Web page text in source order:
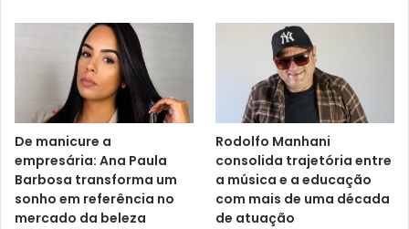
De manicure a
empresária: Ana Paula
Barbosa transforma um
sonho em referência no
mercado da beleza
Rodolfo Manhani
consolida trajetória entre
a música e a educação
com mais de uma década
de atuação